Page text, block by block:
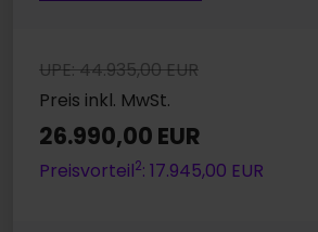
UPE: 44.935,00 EUR
Preis inkl. MwSt.
26.990,00 EUR
Preisvorteil2: 17.945,00 EUR